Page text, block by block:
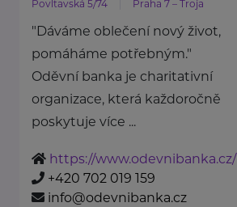
Povltavská 5/74 Praha 7 – Troja
"Dáváme oblečení nový život,
pomáháme potřebným."
Oděvní banka je charitativní
organizace, která každoročně
poskytuje více ...
https://www.odevnibanka.cz/
+420 702 019 159
info@odevnibanka.cz